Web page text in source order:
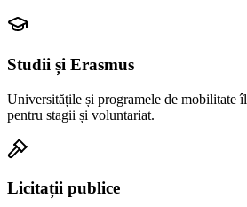
Studii și Erasmus
Universitățile și programele de mobilitate
pentru stagii și voluntariat.
Licitații publice